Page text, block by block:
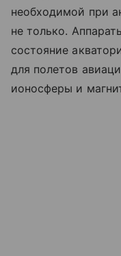
необходимой при
не только.
состояние
для полетов
ионосферы и